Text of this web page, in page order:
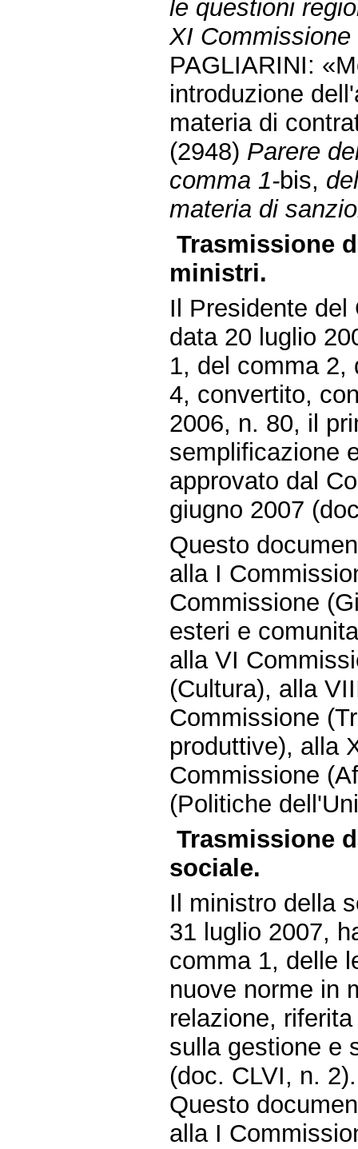
le questioni
XI Commissione
PAGLIARINI:
introduzione
materia di
(2948) Parere
comma 1-bis,
materia di
Trasmissione
ministri.
Il Presidente
data 20 luglio
1, del comma 2,
4, convertito,
2006, n. 80, il
semplificazione
approvato dal
giugno 2007
Questo
alla I
Commissione
esteri e
alla VI
(Cultura), alla
Commissione
produttive), alla
Commissione
(Politiche
Trasmissione
sociale.
Il ministro della
31 luglio 2007,
comma 1, delle
nuove norme in
relazione,
sulla gestione e
(doc. CLVI, n. 2).
Questo
alla I